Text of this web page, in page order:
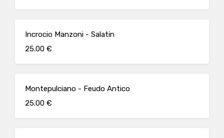
Incrocio Manzoni - Salatin
25.00 €
Montepulciano - Feudo Antico
25.00 €